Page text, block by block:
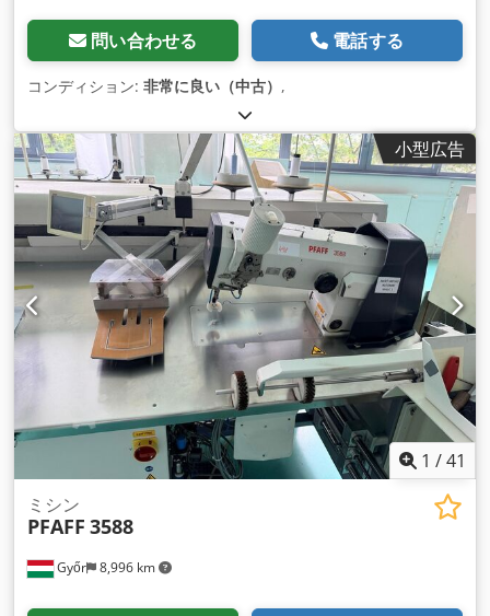
問い合わせる 電話する
コンディション: 非常に良い（中古） ,
小型広告
1 /41
Győr 8,996 km
ミシン
PFAFF 3588